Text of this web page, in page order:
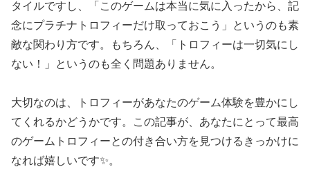
タイルですし、「このゲームは本当に気に入ったから、記
念にプラチナトロフィーだけ取っておこう」というのも素
敵な関わり方です。もちろん、「トロフィーは一切気にし
ない！」というのも全く問題ありません。
大切なのは、トロフィーがあなたのゲーム体験を豊かにし
てくれるかどうかです。この記事が、あなたにとって最高
のゲームトロフィーとの付き合い方を見つけるきっかけに
なれば嬉しいです✨。